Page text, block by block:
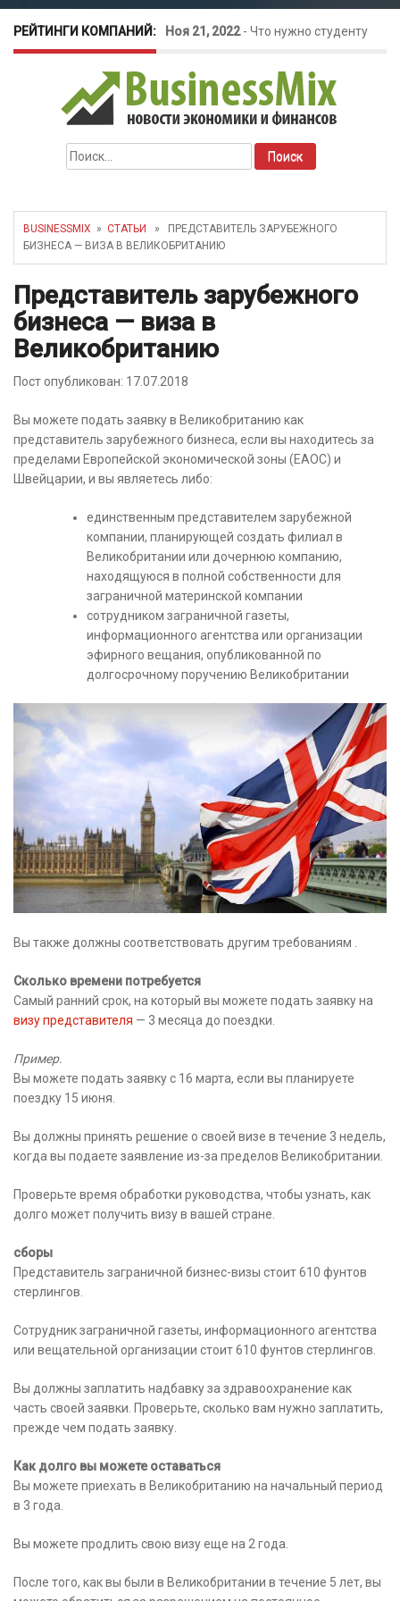
РЕЙТИНГИ КОМПАНИЙ: Ноя 21, 2022- Что нужно студенту
для открытия бизнеса?
Окт 26, 2022-Телефония для
amoCRM: лучшие инструменты для
бизнеса
как защитить свой бизнес?
Найти:
BUSINESSMIX » СТАТЬИ
» ПРЕДСТАВИТЕЛЬ ЗАРУБЕЖНОГО
БИЗНЕСА — ВИЗА В ВЕЛИКОБРИТАНИЮ
Представитель зарубежного
бизнеса — виза в
Великобританию
Пост опубликован: 17.07.2018
Вы можете подать заявку в Великобританию как
представитель зарубежного бизнеса, если вы находитесь за
пределами Европейской экономической зоны (ЕАОС) и
Швейцарии, и вы являетесь либо:
единственным представителем зарубежной
компании, планирующей создать филиал в
Великобритании или дочернюю компанию,
находящуюся в полной собственности для
заграничной материнской компании
сотрудником заграничной газеты,
информационного агентства или организации
эфирного вещания, опубликованной по
долгосрочному поручению Великобритании
Вы также должны соответствовать другим требованиям .
Сколько времени потребуется
Самый ранний срок, на который вы можете подать заявку на
визу представителя — 3 месяца до поездки.
Пример.
Вы можете подать заявку с 16 марта, если вы планируете
поездку 15 июня.
Вы должны принять решение о своей визе в течение 3 недель,
когда вы подаете заявление из-за пределов Великобритании.
Проверьте время обработки руководства, чтобы узнать, как
долго может получить визу в вашей стране.
сборы
Представитель заграничной бизнес-визы стоит 610 фунтов
стерлингов.
Сотрудник заграничной газеты, информационного агентства
или вещательной организации стоит 610 фунтов стерлингов.
Вы должны заплатить надбавку за здравоохранение как
часть своей заявки. Проверьте, сколько вам нужно заплатить,
прежде чем подать заявку.
Как долго вы можете оставаться
Вы можете приехать в Великобританию на начальный период
в 3 года.
Вы можете продлить свою визу еще на 2 года.
После того, как вы были в Великобритании в течение 5 лет, вы